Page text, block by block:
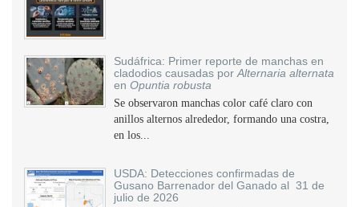
Sudáfrica: Primer reporte de manchas en
cladodios causadas por Alternaria alternata
en Opuntia robusta
Se observaron manchas color café claro con
anillos alternos alrededor, formando una costra,
en los...
USDA: Detecciones confirmadas de
Gusano Barrenador del Ganado al 31 de
julio de 2026